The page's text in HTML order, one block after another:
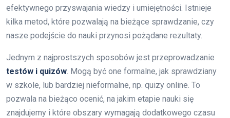
efektywnego przyswajania wiedzy i umiejętności. Istnieje
kilka metod, które pozwalają na bieżące sprawdzanie, czy
nasze podejście do nauki przynosi pożądane rezultaty.
Jednym z najprostszych sposobów jest przeprowadzanie
testów i quizów . Mogą być one formalne, jak sprawdziany
w szkole, lub bardziej nieformalne, np. quizy online. To
pozwala na bieżąco ocenić, na jakim etapie nauki się
znajdujemy i które obszary wymagają dodatkowego czasu